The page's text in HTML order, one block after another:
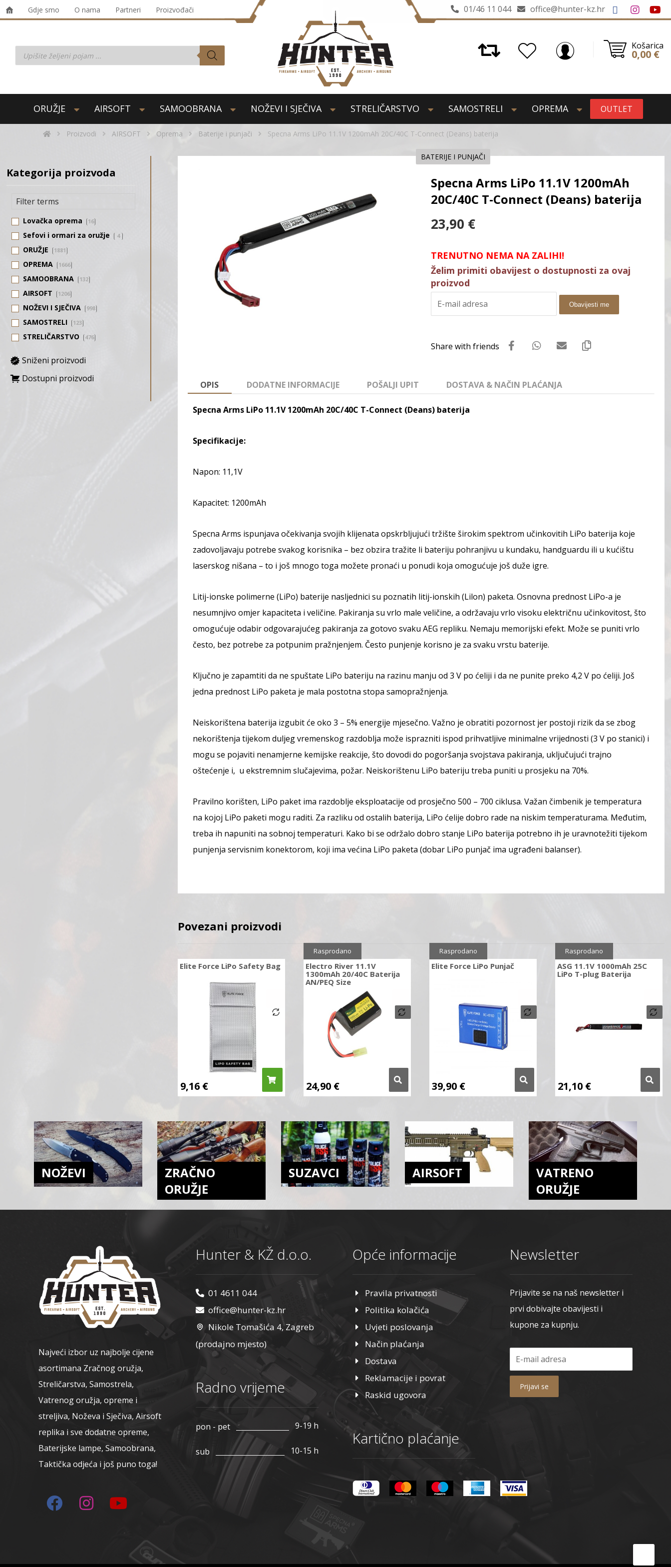
Gdje smo O nama Partneri Proizvođači office@hunter-kz.hr
01/46 11 044
Košarica
0,00 €
ORUŽJE AIRSOFT SAMOOBRANA NOŽEVI I SJEČIVA STRELIČARSTVO SAMOSTRELI OPREMA OUTLET
Proizvodi AIRSOFT Oprema Baterije i punjači Specna Arms LiPo 11.1V 1200mAh 20C/40C T-Connect (Deans) baterija
BATERIJE I PUNJAČI
Specna Arms LiPo 11.1V 1200mAh
20C/40C T-Connect (Deans) baterija
23,90 €
TRENUTNO NEMA NA ZALIHI!
Želim primiti obavijest o dostupnosti za ovaj
proizvod
Obavijesti me
OPIS DODATNE INFORMACIJE POŠALJI UPIT DOSTAVA & NAČIN PLAĆANJA
Specna Arms LiPo 11.1V 1200mAh 20C/40C T-Connect (Deans) baterija
Specifikacije:
Napon: 11,1V
Kapacitet: 1200mAh
Specna Arms ispunjava očekivanja svojih klijenata opskrbljujući tržište širokim spektrom učinkovitih LiPo baterija koje
zadovoljavaju potrebe svakog korisnika – bez obzira tražite li bateriju pohranjivu u kundaku, handguardu ili u kućištu
laserskog nišana – to i još mnogo toga možete pronaći u ponudi koja omogućuje još duže igre.
Litij-ionske polimerne (LiPo) baterije nasljednici su poznatih litij-ionskih (Lilon) paketa. Osnovna prednost LiPo-a je
nesumnjivo omjer kapaciteta i veličine. Pakiranja su vrlo male veličine, a održavaju vrlo visoku električnu učinkovitost, što
omogućuje odabir odgovarajućeg pakiranja za gotovo svaku AEG repliku. Nemaju memorijski efekt. Može se puniti vrlo
često, bez potrebe za potpunim pražnjenjem. Često punjenje korisno je za svaku vrstu baterije.
Ključno je zapamtiti da ne spuštate LiPo bateriju na razinu manju od 3 V po ćeliji i da ne punite preko 4,2 V po ćeliji. Još
jedna prednost LiPo paketa je mala postotna stopa samopražnjenja.
Neiskorištena baterija izgubit će oko 3 – 5% energije mjesečno. Važno je obratiti pozornost jer postoji rizik da se zbog
nekorištenja tijekom duljeg vremenskog razdoblja može isprazniti ispod prihvatljive minimalne vrijednosti (3 V po stanici) i
mogu se pojaviti nenamjerne kemijske reakcije, što dovodi do pogoršanja svojstava pakiranja, uključujući trajno
oštećenje i, u ekstremnim slučajevima, požar. Neiskorištenu LiPo bateriju treba puniti u prosjeku na 70%.
Pravilno korišten, LiPo paket ima razdoblje eksploatacije od prosječno 500 – 700 ciklusa. Važan čimbenik je temperatura
na kojoj LiPo paketi mogu raditi. Za razliku od ostalih baterija, LiPo ćelije dobro rade na niskim temperaturama. Međutim,
treba ih napuniti na sobnoj temperaturi. Kako bi se održalo dobro stanje LiPo baterija potrebno ih je uravnotežiti tijekom
punjenja servisnim konektorom, koji ima većina LiPo paketa (dobar LiPo punjač ima ugrađeni balanser).
Povezani proizvodi
Elite Force LiPo Safety Bag
9,16 €
Electro River 11.1V
1300mAh 20/40C Baterija
AN/PEQ Size
24,90 €
Rasprodano
Elite Force LiPo Punjač
39,90 €
Rasprodano
ASG 11.1V 1000mAh 25C
LiPo T-plug Baterija
21,10 €
Rasprodano
Kategorija proizvoda
Lovačka oprema 16
Sefovi i ormari za oružje 4
ORUŽJE 1881
OPREMA 1666
SAMOOBRANA 132
AIRSOFT 1206
NOŽEVI I SJEČIVA 998
SAMOSTRELI 123
STRELIČARSTVO 476
Sniženi proizvodi
Dostupni proizvodi
NOŽEVI
ZRAČNO
ORUŽJE
SUZAVCI AIRSOFT
VATRENO
ORUŽJE
Najveći izbor uz najbolje cijene
asortimana Zračnog oružja,
Streličarstva, Samostrela,
Vatrenog oružja, opreme i
streljiva, Noževa i Sječiva, Airsoft
replika i sve dodatne opreme,
Baterijske lampe, Samoobrana,
Taktička odjeća i još puno toga!
Hunter & KŽ d.o.o.
01 4611 044
office@hunter-kz.hr
Nikole Tomašića 4, Zagreb
(prodajno mjesto)
Radno vrijeme
pon - pet 9-19 h
sub 10-15 h
Opće informacije
Pravila privatnosti
Politika kolačića
Uvjeti poslovanja
Način plaćanja
Dostava
Reklamacije i povrat
Raskid ugovora
Kartično plaćanje
Newsletter
Prijavite se na naš newsletter i
prvi dobivajte obavijesti i
kupone za kupnju.
Prijavi se